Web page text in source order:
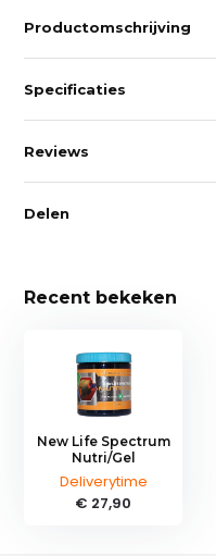
Productomschrijving
Specificaties
Reviews
Delen
Recent bekeken
New Life Spectrum
Nutri/Gel
Deliverytime
€ 27,90